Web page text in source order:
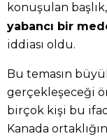
konuşulan
yabancı bir
iddiası oldu.
Bu temasın
gerçekleşeceği
birçok kişi bu
Kanada